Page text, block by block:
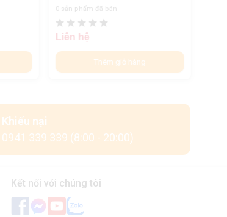
0 sản phẩm đã bán
Liên hệ
Thêm giỏ hàng
Khiếu nại
0941 339 339 (8:00 - 20:00)
Kết nối với chúng tôi